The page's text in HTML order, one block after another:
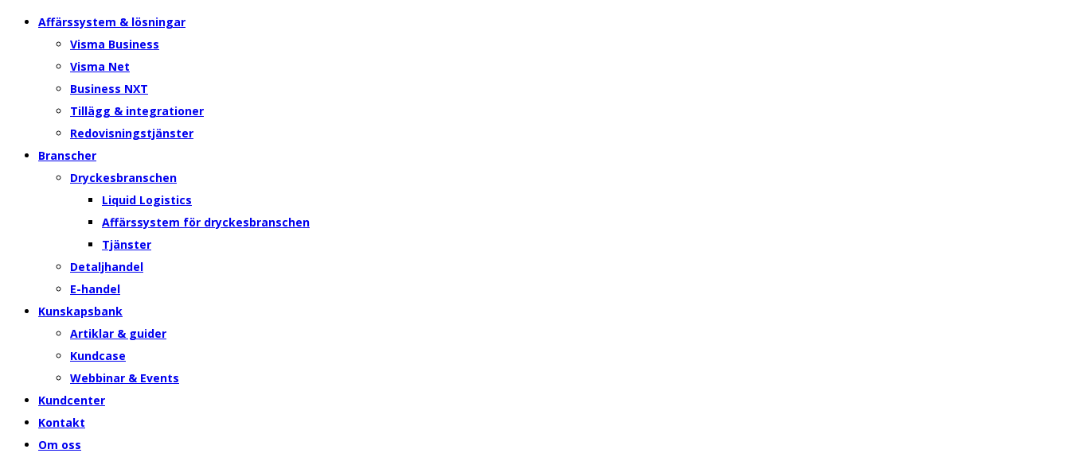
Affärssystem & lösningar
Visma Business
Visma Net
Business NXT
Tillägg & integrationer
Redovisningstjänster
Branscher
Dryckesbranschen
Liquid Logistics
Affärssystem för dryckesbranschen
Tjänster
Detaljhandel
E-handel
Kunskapsbank
Artiklar & guider
Kundcase
Webbinar & Events
Kundcenter
Kontakt
Om oss